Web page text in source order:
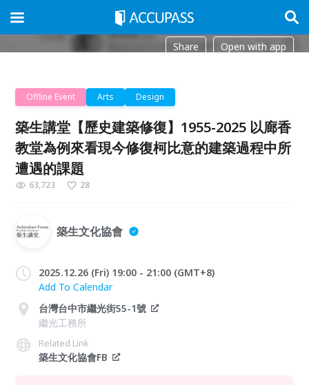
Share Open with app
Offline Event Arts Design
築生講堂【歷史建築修復】1955-2025 以廊香
教堂為例來看現今修復柯比意的建築過程中所
遭遇的課題
63,723 28
築生文化協會
2025.12.26 (Fri) 19:00 - 21:00 (GMT+8)
Add To Calendar
台灣台中市繼光街55-1號
繼光工務所
Related Link
築生文化協會FB